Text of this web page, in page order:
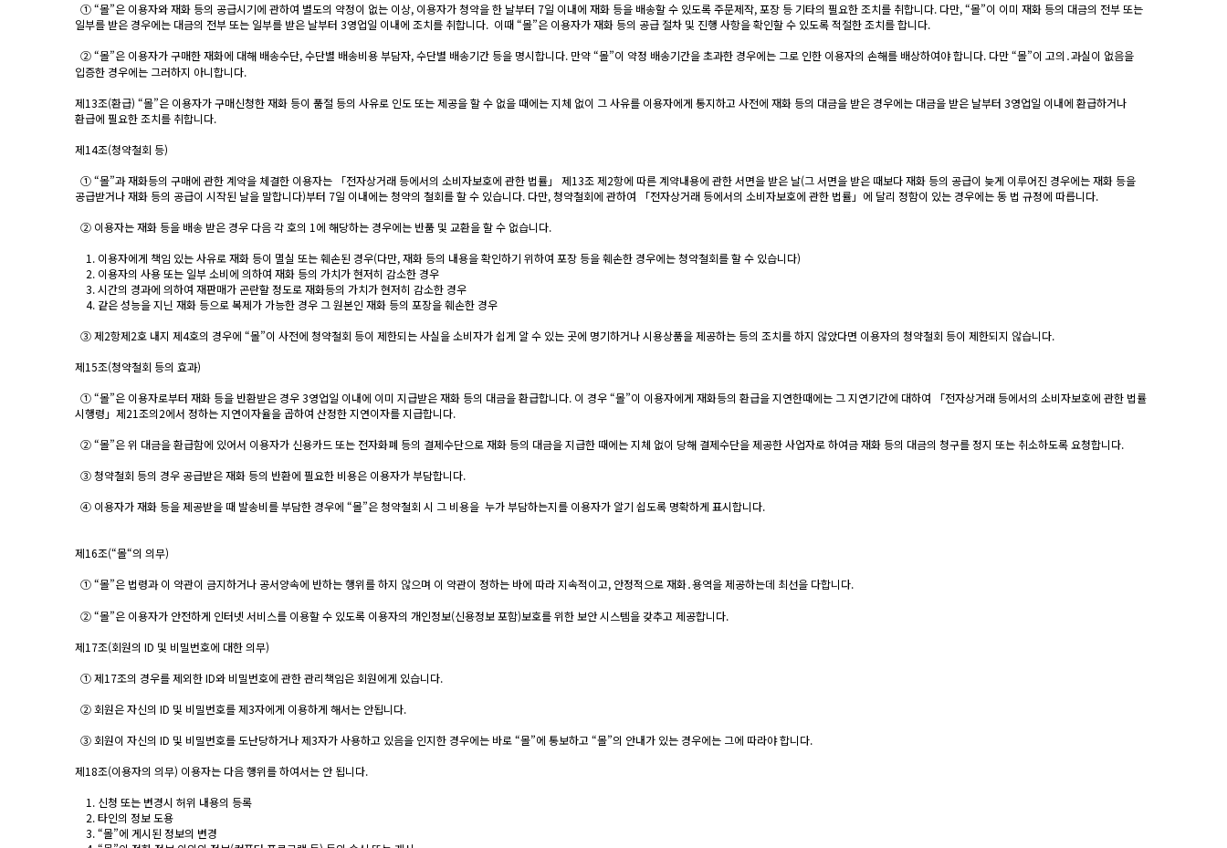
① “몰”은 이용자와 재화 등의 공급시기에 관하여 별도의 약정이 없는 이상, 이용자가 청약을 한 날부터 7일 이내에 재화 등을 배송할 수 있도록 주문제작, 포장 등 기타의 필요한 조치를 취합니다. 다만, “몰”이 이미 재화 등의 대금의 전부 또는
일부를 받은 경우에는 대금의 전부 또는 일부를 받은 날부터 3영업일 이내에 조치를 취합니다. 이때 “몰”은 이용자가 재화 등의 공급 절차 및 진행 사항을 확인할 수 있도록 적절한 조치를 합니다.
② “몰”은 이용자가 구매한 재화에 대해 배송수단, 수단별 배송비용 부담자, 수단별 배송기간 등을 명시합니다. 만약 “몰”이 약정 배송기간을 초과한 경우에는 그로 인한 이용자의 손해를 배상하여야 합니다. 다만 “몰”이 고의․과실이 없음을
입증한 경우에는 그러하지 아니합니다.
제13조(환급) “몰”은 이용자가 구매신청한 재화 등이 품절 등의 사유로 인도 또는 제공을 할 수 없을 때에는 지체 없이 그 사유를 이용자에게 통지하고 사전에 재화 등의 대금을 받은 경우에는 대금을 받은 날부터 3영업일 이내에 환급하거나
환급에 필요한 조치를 취합니다.
제14조(청약철회 등)
① “몰”과 재화등의 구매에 관한 계약을 체결한 이용자는 「전자상거래 등에서의 소비자보호에 관한 법률」 제13조 제2항에 따른 계약내용에 관한 서면을 받은 날(그 서면을 받은 때보다 재화 등의 공급이 늦게 이루어진 경우에는 재화 등을
공급받거나 재화 등의 공급이 시작된 날을 말합니다)부터 7일 이내에는 청약의 철회를 할 수 있습니다. 다만, 청약철회에 관하여 「전자상거래 등에서의 소비자보호에 관한 법률」에 달리 정함이 있는 경우에는 동 법 규정에 따릅니다.
② 이용자는 재화 등을 배송 받은 경우 다음 각 호의 1에 해당하는 경우에는 반품 및 교환을 할 수 없습니다.
1. 이용자에게 책임 있는 사유로 재화 등이 멸실 또는 훼손된 경우(다만, 재화 등의 내용을 확인하기 위하여 포장 등을 훼손한 경우에는 청약철회를 할 수 있습니다)
2. 이용자의 사용 또는 일부 소비에 의하여 재화 등의 가치가 현저히 감소한 경우
3. 시간의 경과에 의하여 재판매가 곤란할 정도로 재화등의 가치가 현저히 감소한 경우
4. 같은 성능을 지닌 재화 등으로 복제가 가능한 경우 그 원본인 재화 등의 포장을 훼손한 경우
③ 제2항제2호 내지 제4호의 경우에 “몰”이 사전에 청약철회 등이 제한되는 사실을 소비자가 쉽게 알 수 있는 곳에 명기하거나 시용상품을 제공하는 등의 조치를 하지 않았다면 이용자의 청약철회 등이 제한되지 않습니다.
제15조(청약철회 등의 효과)
① “몰”은 이용자로부터 재화 등을 반환받은 경우 3영업일 이내에 이미 지급받은 재화 등의 대금을 환급합니다. 이 경우 “몰”이 이용자에게 재화등의 환급을 지연한때에는 그 지연기간에 대하여 「전자상거래 등에서의 소비자보호에 관한 법률
시행령」제21조의2에서 정하는 지연이자율을 곱하여 산정한 지연이자를 지급합니다.
② “몰”은 위 대금을 환급함에 있어서 이용자가 신용카드 또는 전자화폐 등의 결제수단으로 재화 등의 대금을 지급한 때에는 지체 없이 당해 결제수단을 제공한 사업자로 하여금 재화 등의 대금의 청구를 정지 또는 취소하도록 요청합니다.
③ 청약철회 등의 경우 공급받은 재화 등의 반환에 필요한 비용은 이용자가 부담합니다.
④ 이용자가 재화 등을 제공받을 때 발송비를 부담한 경우에 “몰”은 청약철회 시 그 비용을 누가 부담하는지를 이용자가 알기 쉽도록 명확하게 표시합니다.
제16조(“몰“의 의무)
① “몰”은 법령과 이 약관이 금지하거나 공서양속에 반하는 행위를 하지 않으며 이 약관이 정하는 바에 따라 지속적이고, 안정적으로 재화․용역을 제공하는데 최선을 다합니다.
② “몰”은 이용자가 안전하게 인터넷 서비스를 이용할 수 있도록 이용자의 개인정보(신용정보 포함)보호를 위한 보안 시스템을 갖추고 제공합니다.
제17조(회원의 ID 및 비밀번호에 대한 의무)
① 제17조의 경우를 제외한 ID와 비밀번호에 관한 관리책임은 회원에게 있습니다.
② 회원은 자신의 ID 및 비밀번호를 제3자에게 이용하게 해서는 안됩니다.
③ 회원이 자신의 ID 및 비밀번호를 도난당하거나 제3자가 사용하고 있음을 인지한 경우에는 바로 “몰”에 통보하고 “몰”의 안내가 있는 경우에는 그에 따라야 합니다.
제18조(이용자의 의무) 이용자는 다음 행위를 하여서는 안 됩니다.
1. 신청 또는 변경시 허위 내용의 등록
2. 타인의 정보 도용
3. “몰”에 게시된 정보의 변경